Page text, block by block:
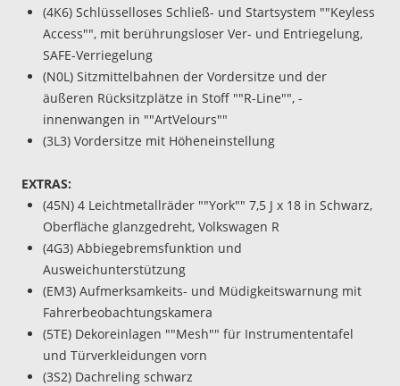
(4K6) Schlüsselloses Schließ- und Startsystem ""Keyless
Access"", mit berührungsloser Ver- und Entriegelung,
SAFE-Verriegelung
(N0L) Sitzmittelbahnen der Vordersitze und der
äußeren Rücksitzplätze in Stoff ""R-Line"", -
innenwangen in ""ArtVelours""
(3L3) Vordersitze mit Höheneinstellung
EXTRAS:
(45N) 4 Leichtmetallräder ""York"" 7,5 J x 18 in Schwarz,
Oberfläche glanzgedreht, Volkswagen R
(4G3) Abbiegebremsfunktion und
Ausweichunterstützung
(EM3) Aufmerksamkeits- und Müdigkeitswarnung mit
Fahrerbeobachtungskamera
(5TE) Dekoreinlagen ""Mesh"" für Instrumententafel
und Türverkleidungen vorn
(3S2) Dachreling schwarz